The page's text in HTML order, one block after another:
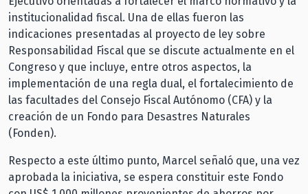
institucionalidad fiscal. Una de ellas fueron las
indicaciones presentadas al proyecto de ley sobre
Responsabilidad Fiscal que se discute actualmente en el
Congreso y que incluye, entre otros aspectos, la
implementación de una regla dual, el fortalecimiento de
las facultades del Consejo Fiscal Autónomo (CFA) y la
creación de un Fondo para Desastres Naturales
(Fonden).
Respecto a este último punto, Marcel señaló que, una vez
aprobada la iniciativa, se espera constituir este Fondo